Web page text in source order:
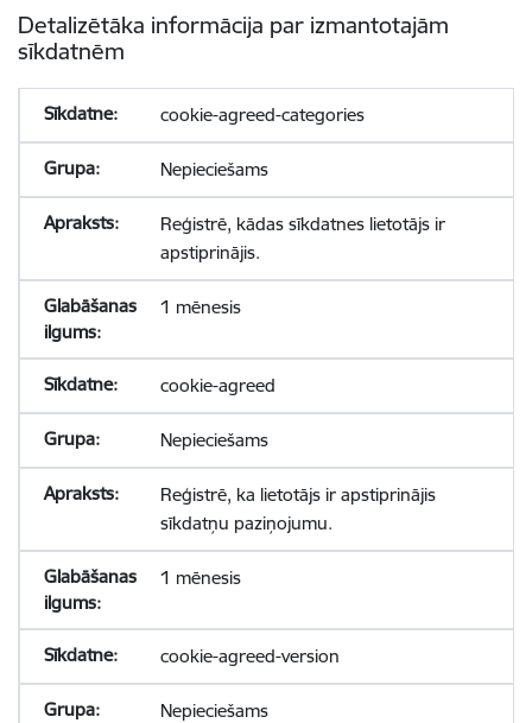
Detalizētāka informācija par izmantotajām
sīkdatnēm
cookie-agreed-categories
Nepieciešams
Reģistrē, kādas sīkdatnes lietotājs ir
apstiprinājis.
1 mēnesis
cookie-agreed
Nepieciešams
Reģistrē, ka lietotājs ir apstiprinājis
sīkdatņu paziņojumu.
1 mēnesis
cookie-agreed-version
Nepieciešams